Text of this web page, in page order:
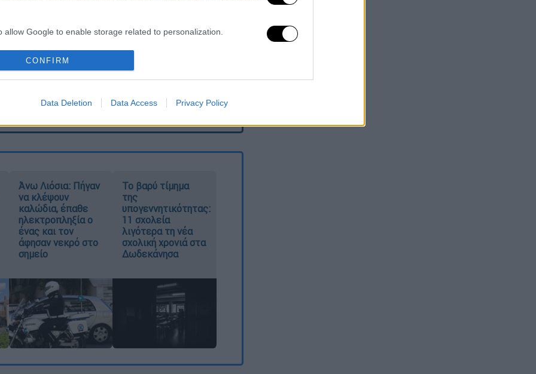
allow Google to enable storage related to personalization.
allow Google to enable storage related to security, including
functionality and fraud prevention, and other user protection.
CONFIRM
Data Deletion Data Access Privacy Policy
καταχώρηση
Άνω Λιόσια: Πήγαν
να κλέψουν
καλώδια, έπαθε
ηλεκτροπληξία ο
ένας και τον
άφησαν νεκρό στο
σημείο
Το βαρύ τίμημα
της
υπογεννητικότητας:
11 σχολεία
λιγότερα τη νέα
σχολική χρονιά στα
Δωδεκάνησα